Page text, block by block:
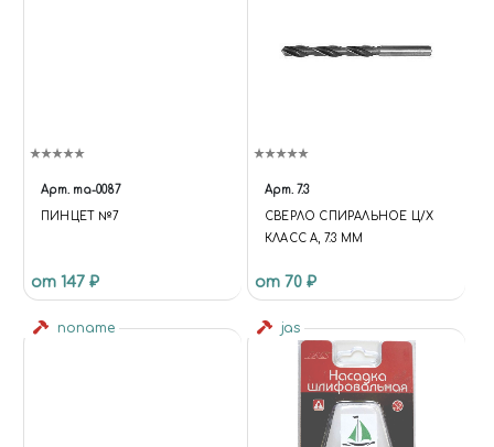
Арт. ma-0087
ПИНЦЕТ №7
от 147 ₽
Арт. 7.3
СВЕРЛО СПИРАЛЬНОЕ Ц/Х
КЛАСС А, 7.3 ММ
от 70 ₽
noname jas